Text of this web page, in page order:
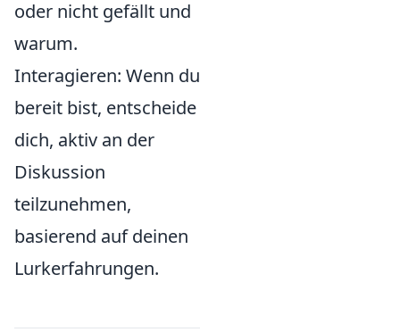
oder nicht gefällt und
warum.
Interagieren: Wenn du
bereit bist, entscheide
dich, aktiv an der
Diskussion
teilzunehmen,
basierend auf deinen
Lurkerfahrungen.